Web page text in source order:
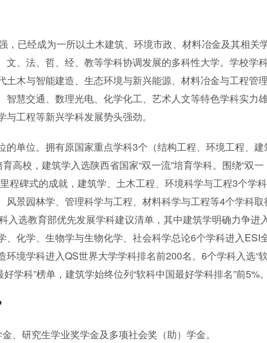
，已经成为一所以土木建筑、环境市政、材料冶金及其相关
、法、哲、经、教等学科协调发展的多科性大学。学校学
木与智能建造、生态环境与新兴能源、材料冶金与工程管理
慧交通、数理光电、化学化工、艺术人文等特色学科实力
工程等新兴学科发展势头强劲。
单位。拥有原国家重点学科3个（结构工程、环境工程、建
高校，建筑学入选陕西省国家“双一流”培育学科。围绕“双一
程碑式的成就，建筑学、土木工程、环境科学与工程3个学科
景园林学、管理科学与工程、材料科学与工程等4个学科取
入选教育部优先发展学科建议清单，其中建筑学明确力争进
化学、生物学与生物化学、社会科学总论6个学科进入ESI
境学科进入QS世界大学学科排名前200名。6个学科入选“
学科”榜单，建筑学始终位列“软科中国最好学科排名”前5%。
、研究生学业奖学金及多项社会奖（助）学金。